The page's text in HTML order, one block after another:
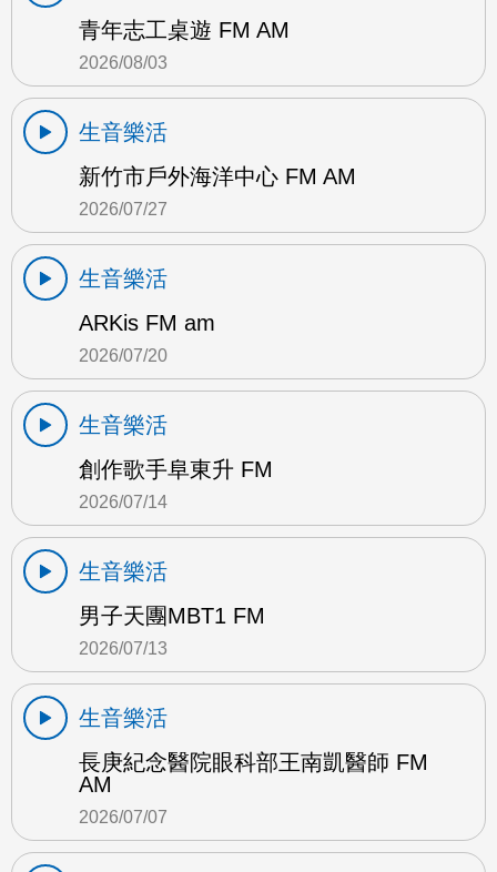
青年志工桌遊 FM AM
2026/08/03
生音樂活
新竹市戶外海洋中心 FM AM
2026/07/27
生音樂活
ARKis FM am
2026/07/20
生音樂活
創作歌手阜東升 FM
2026/07/14
生音樂活
男子天團MBT1 FM
2026/07/13
生音樂活
長庚紀念醫院眼科部王南凱醫師 FM
AM
2026/07/07